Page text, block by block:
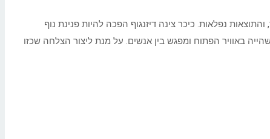
נפלאות. כיכר צינה דיזנגוף הפכה להיות פנינת נוף
באוויר הפתוח ומפגש בין אנשים. על מנת ליצור הצלחה שכזו